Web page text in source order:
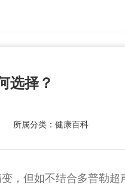
选择？
所属分类：健康百科
，但如不结合多普勒超